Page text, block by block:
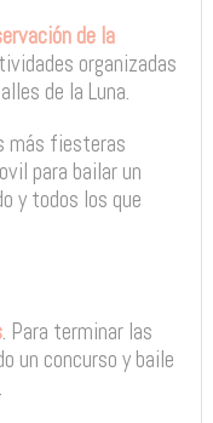
de la
organizadas
de la Luna.
más fiesteras
para bailar un
y todos los que
. Para terminar las
un concurso y baile